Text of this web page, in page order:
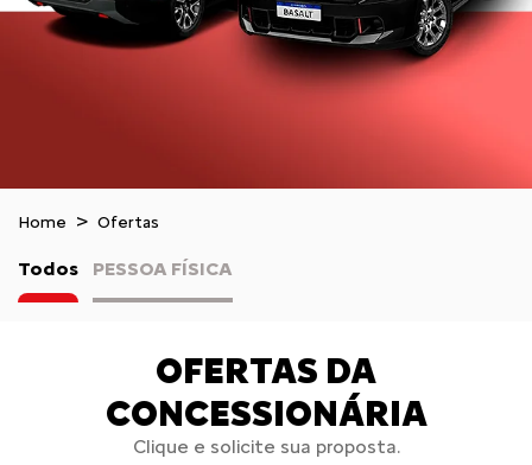
Home Ofertas
Todos PESSOA FÍSICA
OFERTAS DA
CONCESSIONÁRIA
Clique e solicite sua proposta.